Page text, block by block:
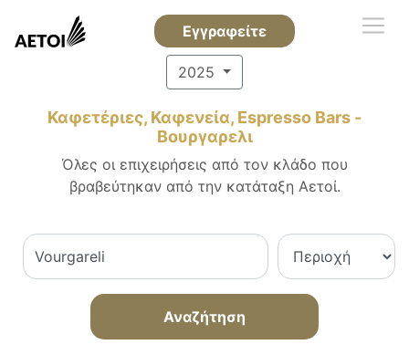
Εγγραφείτε
2025
Καφετέριες, Καφενεία, Espresso Bars -
Βουργαρελι
Όλες οι επιχειρήσεις από τον κλάδο που
βραβεύτηκαν από την κατάταξη Αετοί.
Αναζήτηση